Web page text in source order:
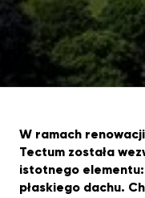
W ramach
Tectum została
istotnego
płaskiego dachu.